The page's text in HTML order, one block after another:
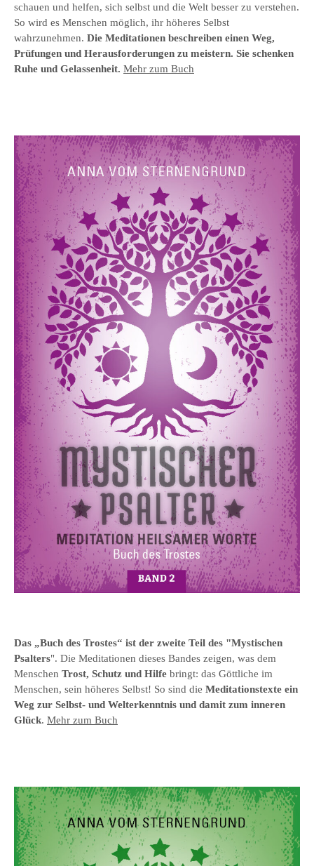
schauen und helfen, sich selbst und die Welt besser zu verstehen.
So wird es Menschen möglich, ihr höheres Selbst
wahrzunehmen. Die Meditationen beschreiben einen Weg,
Prüfungen und Herausforderungen zu meistern. Sie schenken
Ruhe und Gelassenheit. Mehr zum Buch
Das „Buch des Trostes“ ist der zweite Teil des "Mystischen
Psalters". Die Meditationen dieses Bandes zeigen, was dem
Menschen Trost, Schutz und Hilfe bringt: das Göttliche im
Menschen, sein höheres Selbst! So sind die Meditationstexte ein
Weg zur Selbst- und Welterkenntnis und damit zum inneren
Glück. Mehr zum Buch